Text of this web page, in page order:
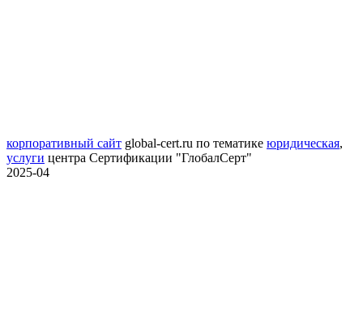
корпоративный сайт global-cert.ru по тематике юридическая,
услуги центра Сертификации "ГлобалСерт"
2025-04